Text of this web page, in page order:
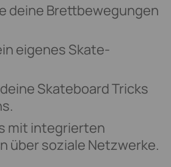
deine Brettbewegungen
eigenes Skate-
Skateboard Tricks
mit integrierten
über soziale Netzwerke.